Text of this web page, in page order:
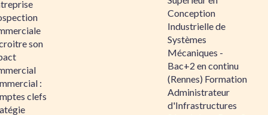
son
:
clefs
Conception
Industrielle de
Systèmes
Mécaniques -
Bac+2 en continu
(Rennes) Formation
Administrateur
d'Infrastructures